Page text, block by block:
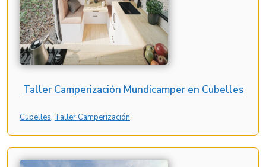
Taller Camperización Mundicamper en Cubelles
Cubelles, Taller Camperización